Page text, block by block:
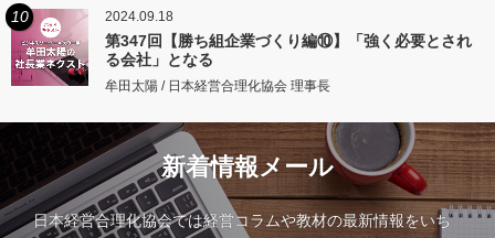
10 2024.09.18
第347回【勝ち組企業づくり編⑩】「強く必要とされ
る会社」となる
牟田太陽 / 日本経営合理化協会 理事長
新着情報メール
日本経営合理化協会では経営コラムや教材の最新情報をいち